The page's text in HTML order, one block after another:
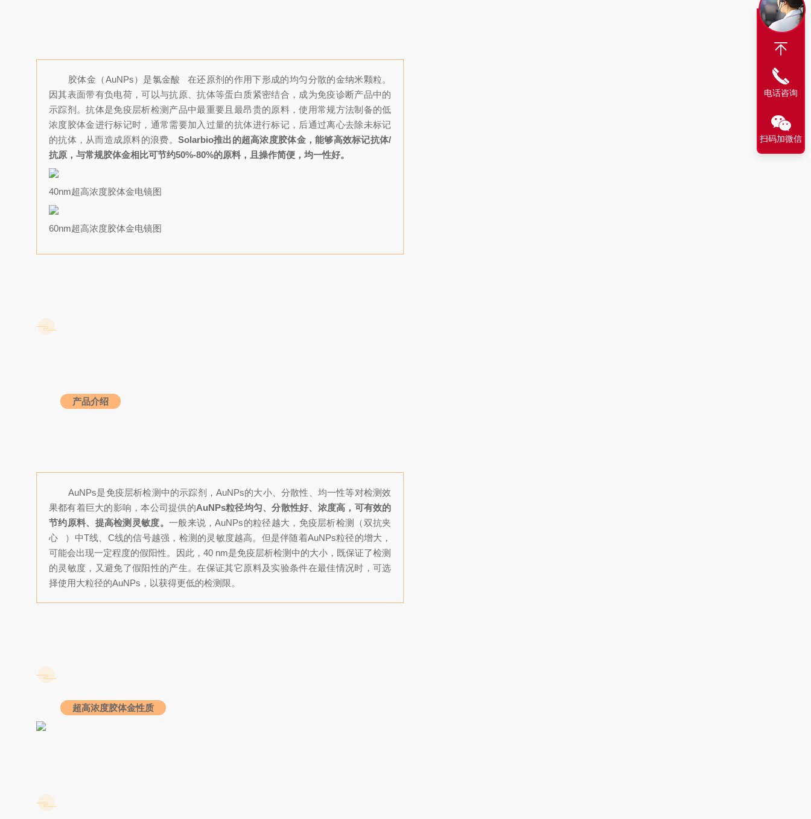
胶体金（AuNPs）是氯金酸
在还原剂的作用下形成的均匀分散的金纳米颗粒。
因其表面带有负电荷，可以与抗原、抗体等蛋白质紧密结合，成为免疫诊断产品中的
示踪剂。抗体是免疫层析检测产品中最重要且最昂贵的原料，使用常规方法制备的低
浓度胶体金进行标记时，通常需要加入过量的抗体进行标记，后通过离心去除未标记
的抗体，从而造成原料的浪费。 Solarbio推出的超高浓度胶体金，能够高效标记抗体/
抗原，与常规胶体金相比可节约50%-80%的原料，且操作简便，均一性好。
40nm超高浓度胶体金电镜图
60nm超高浓度胶体金电镜图
产品介绍
AuNPs是免疫层析检测中的示踪剂，AuNPs的大小、分散性、均一性等对检测效
果都有着巨大的影响，本公司提供的AuNPs粒径均匀、分散性好、浓度高，可有效的
节约原料、提高检测灵敏度。 一般来说，AuNPs的粒径越大，免疫层析检测（ 双抗夹
心
）中T线、C线的信号越强，检测的灵敏度越高。但是伴随着AuNPs粒径的增大，
可能会出现一定程度的假阳性。因此，40 nm是免疫层析检测中的大小，既保证了检测
的灵敏度，又避免了假阳性的产生。在保证其它原料及实验条件在最佳情况时，可选
择使用大粒径的AuNPs，以获得更低的检测限。
超高浓度胶体金性质
电话咨询
扫码加微信